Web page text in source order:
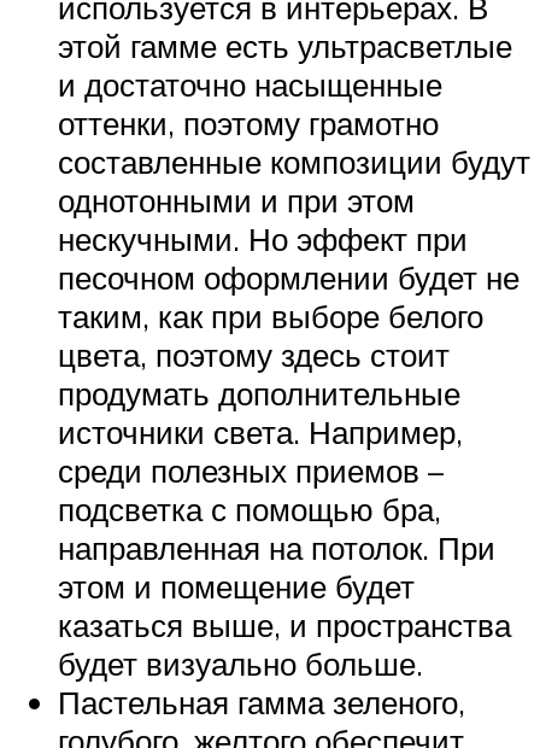
этой гамме есть ультрасветлые
и достаточно насыщенные
оттенки, поэтому грамотно
составленные композиции будут
однотонными и при этом
нескучными. Но эффект при
песочном оформлении будет не
таким, как при выборе белого
цвета, поэтому здесь стоит
продумать дополнительные
источники света. Например,
среди полезных приемов –
подсветка с помощью бра,
направленная на потолок. При
этом и помещение будет
казаться выше, и пространства
будет визуально больше.
Пастельная гамма зеленого,